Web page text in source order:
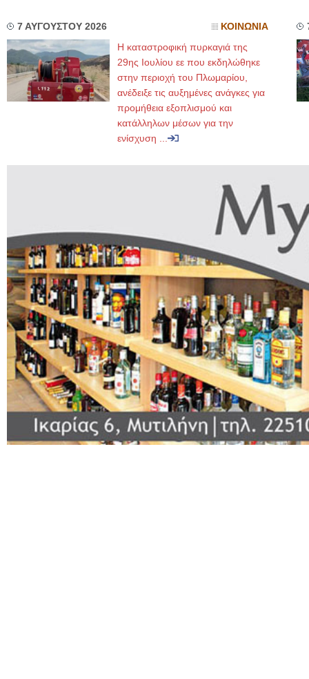
7 ΑΥΓΟΥΣΤΟΥ 2026 ΚΟΙΝΩΝΙΑ
Η καταστροφική πυρκαγιά της
29ης Ιουλίου εε που εκδηλώθηκε
στην περιοχή του Πλωμαρίου,
ανέδειξε τις αυξημένες ανάγκες για
προμήθεια εξοπλισμού και
κατάλληλων μέσων για την
ενίσχυση ...